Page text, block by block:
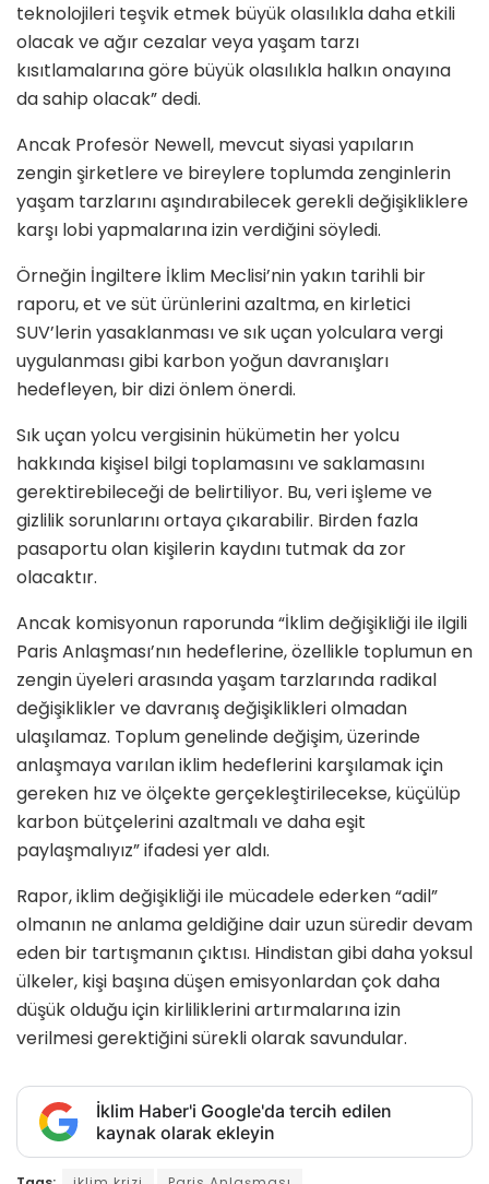
teknolojileri teşvik etmek büyük olasılıkla daha etkili
olacak ve ağır cezalar veya yaşam tarzı
kısıtlamalarına göre büyük olasılıkla halkın onayına
da sahip olacak” dedi.
Ancak Profesör Newell, mevcut siyasi yapıların
zengin şirketlere ve bireylere toplumda zenginlerin
yaşam tarzlarını aşındırabilecek gerekli değişikliklere
karşı lobi yapmalarına izin verdiğini söyledi.
Örneğin İngiltere İklim Meclisi’nin yakın tarihli bir
raporu, et ve süt ürünlerini azaltma, en kirletici
SUV’lerin yasaklanması ve sık uçan yolculara vergi
uygulanması gibi karbon yoğun davranışları
hedefleyen, bir dizi önlem önerdi.
Sık uçan yolcu vergisinin hükümetin her yolcu
hakkında kişisel bilgi toplamasını ve saklamasını
gerektirebileceği de belirtiliyor. Bu, veri işleme ve
gizlilik sorunlarını ortaya çıkarabilir. Birden fazla
pasaportu olan kişilerin kaydını tutmak da zor
olacaktır.
Ancak komisyonun raporunda “İklim değişikliği ile ilgili
Paris Anlaşması’nın hedeflerine, özellikle toplumun en
zengin üyeleri arasında yaşam tarzlarında radikal
değişiklikler ve davranış değişiklikleri olmadan
ulaşılamaz. Toplum genelinde değişim, üzerinde
anlaşmaya varılan iklim hedeflerini karşılamak için
gereken hız ve ölçekte gerçekleştirilecekse, küçülüp
karbon bütçelerini azaltmalı ve daha eşit
paylaşmalıyız” ifadesi yer aldı.
Rapor, iklim değişikliği ile mücadele ederken “adil”
olmanın ne anlama geldiğine dair uzun süredir devam
eden bir tartışmanın çıktısı. Hindistan gibi daha yoksul
ülkeler, kişi başına düşen emisyonlardan çok daha
düşük olduğu için kirliliklerini artırmalarına izin
verilmesi gerektiğini sürekli olarak savundular.
İklim Haber'i Google'da tercih edilen
kaynak olarak ekleyin